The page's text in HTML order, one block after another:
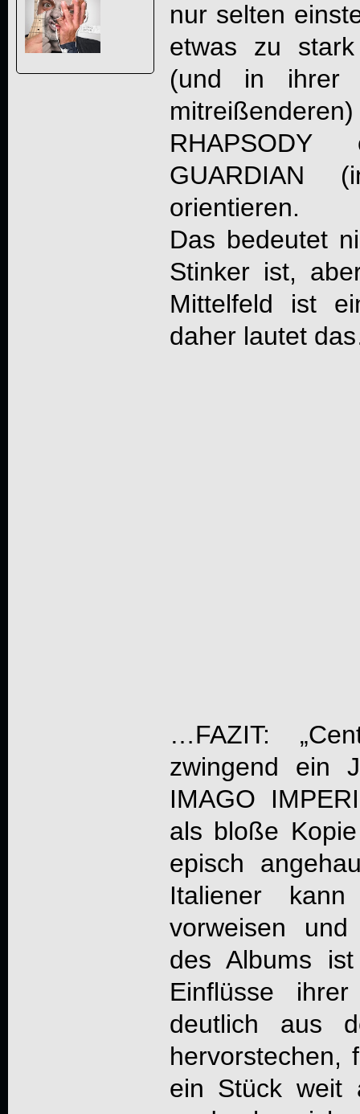
nur selten
etwas zu
(und in ihrer
GUARDIAN
orientieren.
Das bedeutet
Stinker ist,
Mittelfeld ist
daher lautet
…FAZIT: „
zwingend ein
IMAGO
als bloße
episch
Italiener
vorweisen
des Albums
Einflüsse
deutlich aus
hervorstechen,
ein Stück weit